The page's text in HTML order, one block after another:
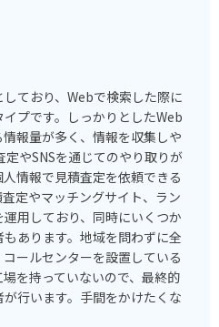
ており、Webで検索した際に
プです。しっかりとしたWeb
報量が多く、情報を収集しや
やSNSを通じてのやり取りが
情報で見積査定を依頼できる
定やマッチングサイト、ラン
用しており、同時にいくつか
あります。地域を問わずに全
ールセンターを設置している
を持っていないので、最終的
行います。手間をかけたくな